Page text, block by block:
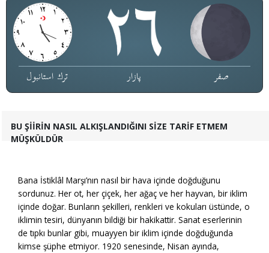
ترك استانبول پازار صفر
BU ŞİİRİN NASIL ALKIŞLANDIĞINI SİZE TARİF ETMEM
MÜŞKÜLDÜR
Bana İstiklâl Marşı’nın nasıl bir hava içinde doğduğunu
sordunuz. Her ot, her çiçek, her ağaç ve her hayvan, bir iklim
içinde doğar. Bunların şekilleri, renkleri ve kokuları üstünde, o
iklimin tesiri, dünyanın bildiği bir hakikattir. Sanat eserlerinin
de tıpkı bunlar gibi, muayyen bir iklim içinde doğduğunda
kimse şüphe etmiyor. 1920 senesinde, Nisan ayında,